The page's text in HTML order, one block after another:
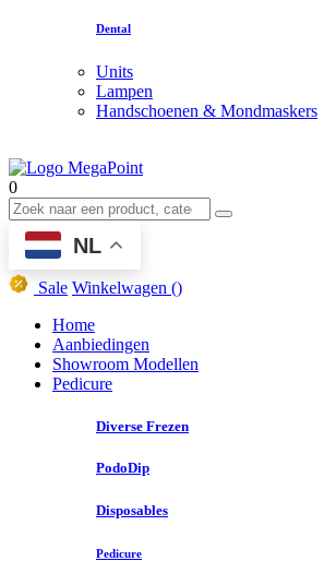
Dental
Units
Lampen
Handschoenen & Mondmaskers
0
NL
Sale Winkelwagen ()
Home
Aanbiedingen
Showroom Modellen
Pedicure
Diverse Frezen
PodoDip
Disposables
Pedicure